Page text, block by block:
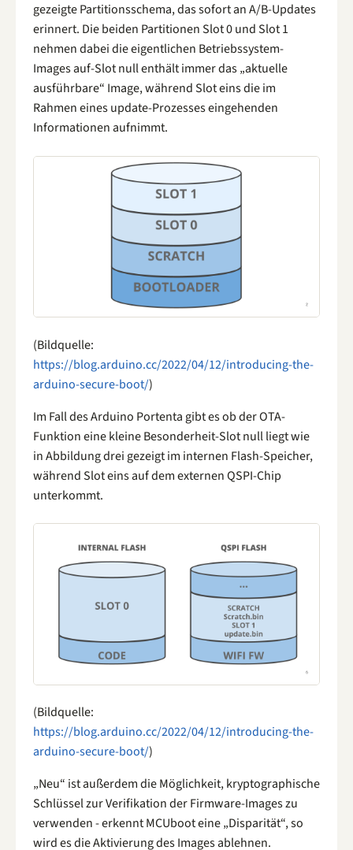
gezeigte Partitionsschema, das sofort an A/B-Updates
erinnert. Die beiden Partitionen Slot 0 und Slot 1
nehmen dabei die eigentlichen Betriebssystem-
Images auf-Slot null enthält immer das „aktuelle
ausführbare“ Image, während Slot eins die im
Rahmen eines update-Prozesses eingehenden
Informationen aufnimmt.
(Bildquelle:
https://blog.arduino.cc/2022/04/12/introducing-the-
arduino-secure-boot/)
Im Fall des Arduino Portenta gibt es ob der OTA-
Funktion eine kleine Besonderheit-Slot null liegt wie
in Abbildung drei gezeigt im internen Flash-Speicher,
während Slot eins auf dem externen QSPI-Chip
unterkommt.
(Bildquelle:
https://blog.arduino.cc/2022/04/12/introducing-the-
arduino-secure-boot/)
„Neu“ ist außerdem die Möglichkeit, kryptographische
Schlüssel zur Verifikation der Firmware-Images zu
verwenden - erkennt MCUboot eine „Disparität“, so
wird es die Aktivierung des Images ablehnen.